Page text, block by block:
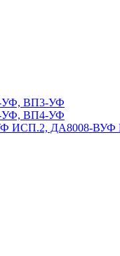
УФ, ВП3-УФ
УФ, ВП4-УФ
ИСП.2, ДА8008-